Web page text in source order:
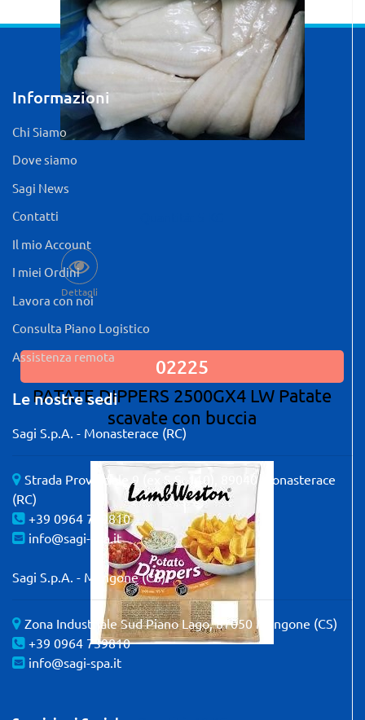
Dettagli
02225
PATATE DIPPERS 2500GX4 LW Patate
scavate con buccia
Informazioni
Chi Siamo
Dove siamo
Sagi News
Contatti
Il mio Account
I miei Ordini
Lavora con noi
Consulta Piano Logistico
Assistenza remota
Le nostre sedi
Sagi S.p.A. - Monasterace (RC)
Strada Provinciale 9 (ex S.S. 110), 89040 Monasterace
(RC)
+39 0964 739810
info@sagi-spa.it
Sagi S.p.A. - Mangone (CS)
Zona Industriale Sud Piano Lago, 87050 Mangone (CS)
+39 0964 739810
info@sagi-spa.it